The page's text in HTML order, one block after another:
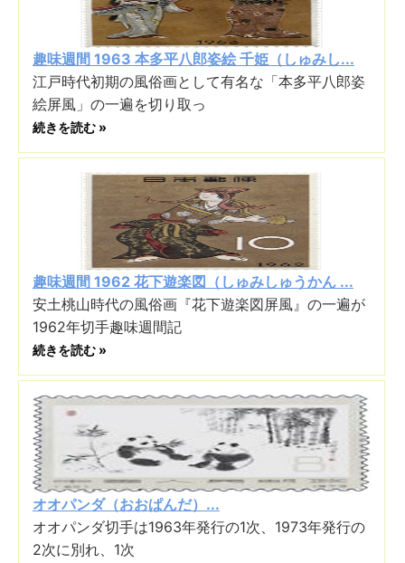
趣味週間 1963 本多平八郎姿絵 千姫（しゅみし...
江戸時代初期の風俗画として有名な「本多平八郎姿
絵屏風」の一遍を切り取っ
続きを読む »
趣味週間 1962 花下遊楽図（しゅみしゅうかん ...
安土桃山時代の風俗画『花下遊楽図屏風』の一遍が
1962年切手趣味週間記
続きを読む »
オオパンダ（おおぱんだ）...
オオパンダ切手は1963年発行の1次、1973年発行の
2次に別れ、1次